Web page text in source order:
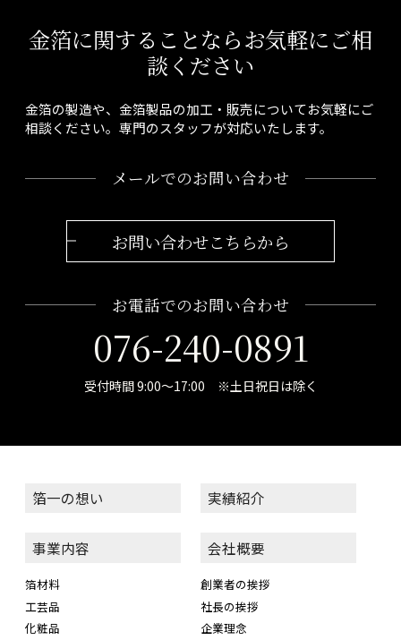
金箔に関することならお気軽にご相
談ください
金箔の製造や、金箔製品の加工・販売についてお気軽にご
相談ください。専門のスタッフが対応いたします。
メールでのお問い合わせ
お問い合わせこちらから
お電話でのお問い合わせ
076-240-0891
受付時間 9:00～17:00 ※土日祝日は除く
箔一の想い
事業内容
箔材料
工芸品
化粧品
実績紹介
会社概要
創業者の挨拶
社長の挨拶
企業理念